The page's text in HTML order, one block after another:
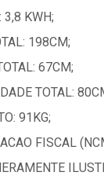
3,8 KWH;
198CM;
67CM;
TOTAL:
91KG;
FISCAL